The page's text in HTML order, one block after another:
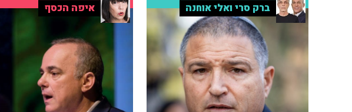
ברק סרי ואלי אוחנה איפה הכסף